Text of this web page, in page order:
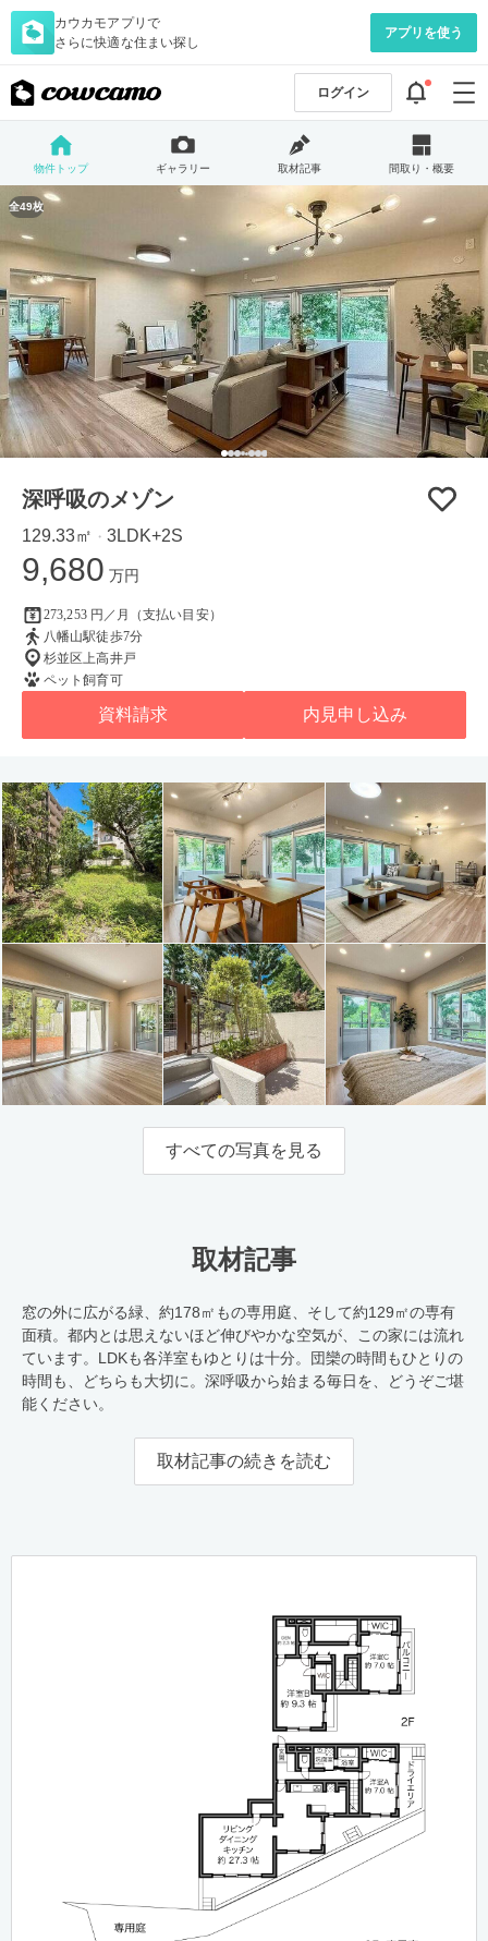
カウカモアプリで
さらに快適な住まい探し
アプリを使う
ログイン
物件トップ ギャラリー 取材記事 間取り・概要
全49枚
深呼吸のメゾン
129.33㎡ ・ 3LDK+2S
9,680 万円
273,253 円／月（支払い目安）
八幡山駅徒歩7分
杉並区上高井戸
ペット飼育可
資料請求 内見申し込み
すべての写真を見る
取材記事
窓の外に広がる緑、約178㎡もの専用庭、そして約129㎡の専有
面積。都内とは思えないほど伸びやかな空気が、この家には流れ
ています。LDKも各洋室もゆとりは十分。団欒の時間もひとりの
時間も、どちらも大切に。深呼吸から始まる毎日を、どうぞご堪
能ください。
取材記事の続きを読む